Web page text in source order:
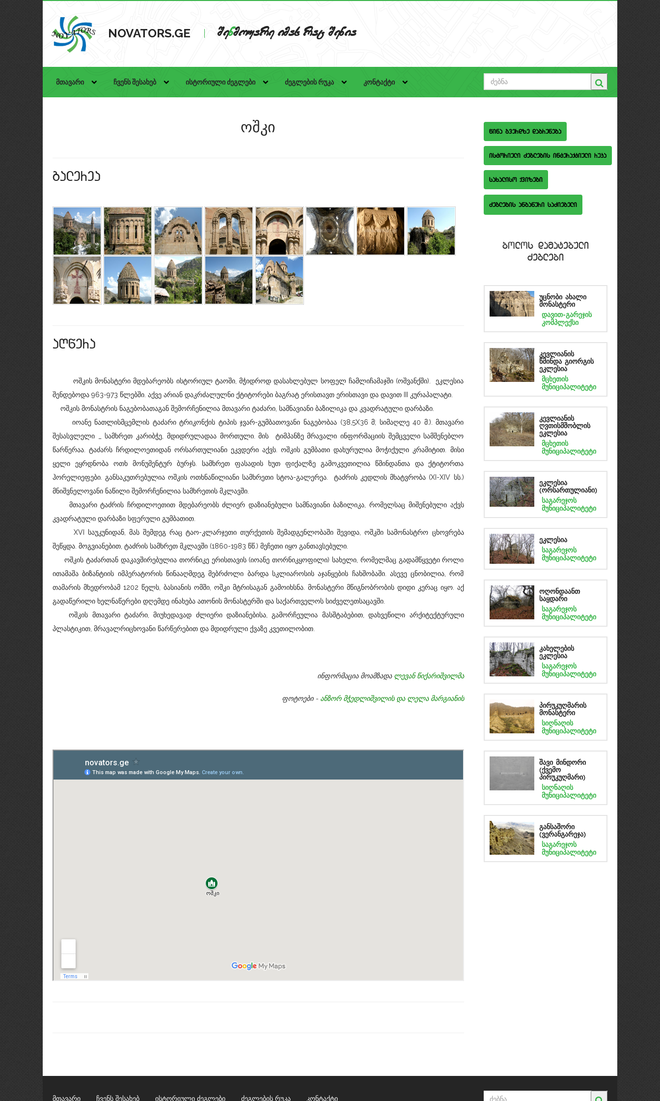
NOVATORS.GE Senmouare imas rac Senia
მთავარი ჩვენს შესახებ ისტორიული ძეგლები ძეგლების რუკა კონტაქტი
ოშკი
galerea
aRwera
ოშკის მონასტერი მდებარეობს ისტორიულ ტაოში, მჭიდროდ დასახლებულ სოფელ ჩამლიჩამაჯში (ოშვანქში). ეკლესია
შენდებოდა 963-973 წლებში. აქვე არიან დაკრძალულნი ქტიტორები ბაგრატ ერისთავთ ერისთავი და დავით III კურაპალატი.
ოშკის მონასტრის ნაგებობათაგან შემორჩენილია მთავარი ტაძარი, სამნავიანი ბაზილიკა და კვადრატული დარბაზი.
იოანე ნათლისმცემლის ტაძარი ტრიკონქის ტიპის ჯვარ-გუმბათოვანი ნაგებობაა (38,5X36 მ; სიმაღლე 40 მ.). მთავარი
შესასვლელი _ სამხრეთ კარიბჭე, მდიდრულადაა მორთული. მის ტიმპანზე მრავალი ინფორმაციის შემცველი სამშენებლო
წარწერაა. ტაძარს ჩრდილოეთიდან ორსართულიანი ეკვდერი აქვს. ოშკის გუმბათი დახურულია მოჭიქული კრამიტით. მისი
ყელი ეყრდნობა ოთხ მონუმენტურ ბურჯს. სამხრეთ ფასადის ხუთ ფიქალზე გამოკვეთილია წმინდანთა და ქტიტორთა
ჰორელიეფები. განსაკუთრებულია ოშკის ოთხნაწილიანი სამხრეთი სტოა-გალერეა. ტაძრის კედლის მხატვრობა (XI-XIV სს.)
მნიშვნელოვანი ნაწილი შემორჩენილია სამხრეთის მკლავში.
მთავარი ტაძრის ჩრდილოეთით მდებარეობს ძლიერ დაზიანებული სამნავიანი ბაზილიკა, რომელსაც მიშენებული აქვს
კვადრატული დარბაზი სფერული გუმბათით.
XVI საუკუნიდან, მას შემდეგ რაც ტაო-კლარჯეთი თურქეთის შემადგენლობაში შევიდა, ოშკში სამონასტრო ცხოვრება
შეწყდა. მოგვიანებით, ტაძრის სამხრეთ მკლავში (1860-1983 წწ.) მეჩეთი იყო განთავსებული.
ოშკის ტაძართან დაკავშირებულია თორნიკე ერისთავის (იოანე თორნიკყოფილი) სახელი, რომელმაც გადამწყვეტი როლი
ითამაშა ბიზანტიის იმპერატორის წინააღმდეგ მებრძოლი ბარდა სკლიაროსის აჯანყების ჩახშობაში. ასევე ცნობილია, რომ
თამარის მხედრობამ 1202 წელს, ბასიანის ომში, ოშკი მტრისაგან გამოიხსნა. მონასტერი მწიგნობრობის დიდი კერაც იყო. აქ
გადაწერილი ხელნაწერები დღემდე ინახება ათონის მონასტერში და საქართველოს სიძველეთსაცავში.
ოშკის მთავარი ტაძარი, მიუხედავად ძლიერი დაზიანებისა, გამორჩეულია მასშტაბებით, დახვეწილი არქიტექტურული
პლასტიკით, მრავალრიცხოვანი წარწერებით და მდიდრული ქვაზე კვეთილობით.
ინფორმაცია მოამზადალევან წიქარიშვილმა
ფოტოები - ანზორ მჭედლიშვილის და ლელა მარგიანის
wina gverdze dabruneba
istoriuli Zeglebis interaqtiuli ruka
saxaliso qvizebi
bolos damatebuli
Zeglebi
უცნობი ახალი
მონასტერი
დავით-გარეჯის
კომპლექსი
კევლიანის
წმინდა გიორგის
ეკლესია
მცხეთის
მუნიციპალიტეტი
კევლიანის
ღვთისმშობლის
ეკლესია
მცხეთის
მუნიციპალიტეტი
ეკლესია
(ორსართულიანი)
საგარეჯოს
მუნიციპალიტეტი
ეკლესია
საგარეჯოს
მუნიციპალიტეტი
ოღონდაანთ
საყდარი
საგარეჯოს
მუნიციპალიტეტი
კახელების
ეკლესია
საგარეჯოს
მუნიციპალიტეტი
პირუკუღმარის
მონასტერი
სიღნაღის
მუნიციპალიტეტი
შავი მინდორი
(ქვემო
პირუკუღმარი)
სიღნაღის
მუნიციპალიტეტი
განსაშორი
(ვერანგარეჯა)
საგარეჯოს
მუნიციპალიტეტი
მთავარი ჩვენს შესახებ ისტორიული ძეგლები ძეგლების რუკა კონტაქტი